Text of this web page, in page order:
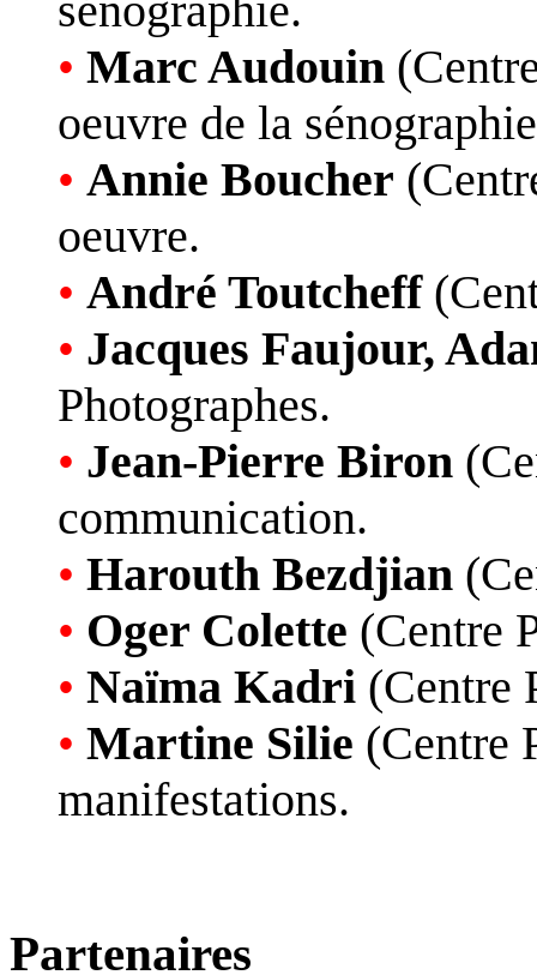
• Marc Audouin
oeuvre de la
• Annie Boucher
oeuvre.
• André Toutcheff
• Jacques Faujour,
Photographes.
• Jean-Pierre Biron
communication.
• Harouth Bezdjian
• Oger Colette (Centre
• Naïma Kadri (Centre
• Martine Silie (Centre
manifestations.
Partenaires